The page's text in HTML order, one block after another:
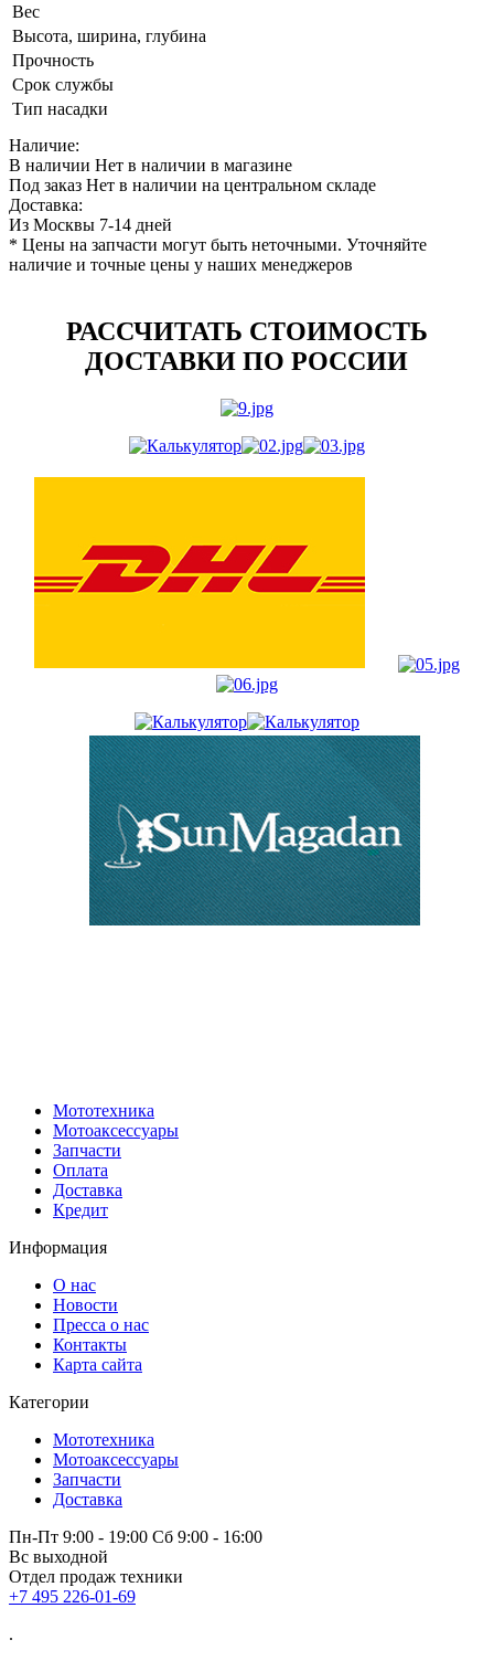
Вес
Высота, ширина, глубина
Прочность
Срок службы
Тип насадки
Наличие:
В наличии Нет в наличии в магазине
Под заказ Нет в наличии на центральном складе
Доставка:
Из Москвы 7-14 дней
* Цены на запчасти могут быть неточными. Уточняйте
наличие и точные цены у наших менеджеров
РАССЧИТАТЬ СТОИМОСТЬ
ДОСТАВКИ ПО РОССИИ
Мототехника
Мотоаксессуары
Запчасти
Оплата
Доставка
Кредит
Информация
О нас
Новости
Пресса о нас
Контакты
Карта сайта
Категории
Мототехника
Мотоаксессуары
Запчасти
Доставка
Пн-Пт 9:00 - 19:00 Сб 9:00 - 16:00
Вс выходной
Отдел продаж техники
+7 495 226-01-69
.